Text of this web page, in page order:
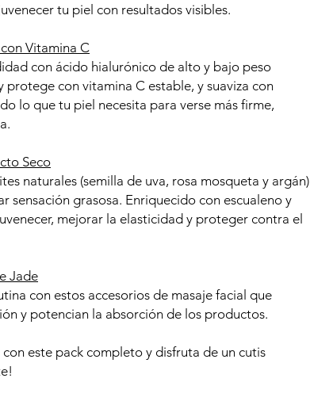
tu piel con resultados visibles.
Vitamina C
con ácido hialurónico de alto y bajo peso
protege con vitamina C estable, y suaviza con
lo que tu piel necesita para verse más firme,
Seco
naturales (semilla de uva, rosa mosqueta y argán)
sensación grasosa. Enriquecido con escualeno y
mejorar la elasticidad y proteger contra el
Jade
con estos accesorios de masaje facial que
y potencian la absorción de los productos.
con este pack completo y disfruta de un cutis